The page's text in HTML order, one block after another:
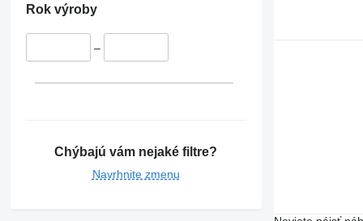
Rok výroby
–
Chýbajú vám nejaké filtre?
Navrhnite zmenu